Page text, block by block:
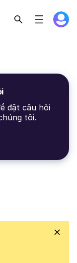
đặt câu hỏi
tôi.